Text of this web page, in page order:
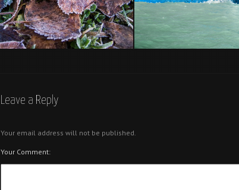
Leave a Reply
Your email address will not be published.
Your Comment: